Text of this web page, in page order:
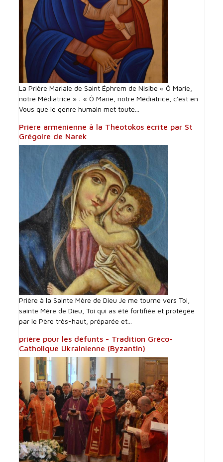
La Prière Mariale de Saint Éphrem de Nisibe « Ô Marie,
notre Médiatrice » : « Ô Marie, notre Médiatrice, c'est en
Vous que le genre humain met toute...
Prière arménienne à la Théotokos écrite par St
Grégoire de Narek
Prière à la Sainte Mère de Dieu Je me tourne vers Toi,
sainte Mère de Dieu, Toi qui as été fortifiée et protégée
par le Père très-haut, préparée et...
prière pour les défunts - Tradition Gréco-
Catholique Ukrainienne (Byzantin)